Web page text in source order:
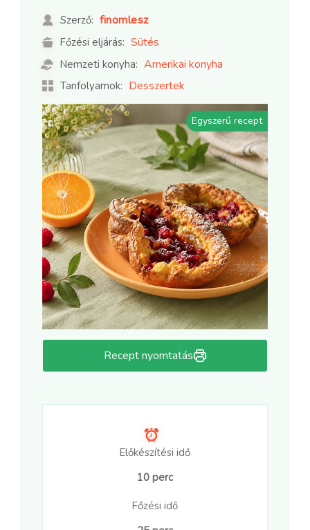
Szerző: finomlesz
Főzési eljárás: Sütés
Nemzeti konyha: Amerikai konyha
Tanfolyamok: Desszertek
Recept nyomtatás
Egyszerű recept
Előkészítési idő
10 perc
Főzési idő